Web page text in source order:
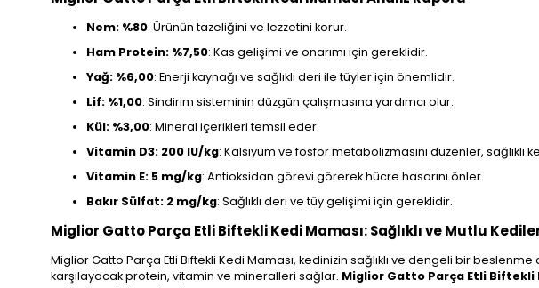
Nem: %80: Ürünün tazeliğini ve lezzetini korur.
Ham Protein: %7,50: Kas gelişimi ve onarımı için gereklidir.
Yağ: %6,00: Enerji kaynağı ve sağlıklı deri ile tüyler için önemlidir.
Lif: %1,00: Sindirim sisteminin düzgün çalışmasına yardımcı olur.
Kül: %3,00: Mineral içerikleri temsil eder.
Vitamin D3: 200 IU/kg: Kalsiyum ve fosfor metabolizmasını düzenler, sağlıklı
Vitamin E: 5 mg/kg: Antioksidan görevi görerek hücre hasarını önler.
Bakır Sülfat: 2 mg/kg: Sağlıklı deri ve tüy gelişimi için gereklidir.
Miglior Gatto Parça Etli Biftekli Kedi Maması: Sağlıklı ve Mutlu
Miglior Gatto Parça Etli Biftekli Kedi Maması, kedinizin sağlıklı ve dengeli bir
karşılayacak protein, vitamin ve mineralleri sağlar. Miglior Gatto Parça Etli Biftekli